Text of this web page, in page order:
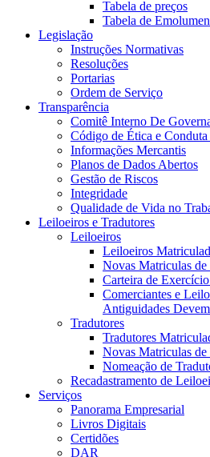
Tabela de preços
Tabela de
Legislação
Instruções Normativas
Resoluções
Portarias
Ordem de Serviço
Transparência
Comitê Interno De
Código de Ética e
Informações Mercantis
Planos de Dados Abertos
Gestão de Riscos
Integridade
Qualidade de Vida no
Leiloeiros e Tradutores
Leiloeiros
Leiloeiros
Novas Matriculas
Carteira de
Comerciantes e
Antiguidades
Tradutores
Tradutores
Novas Matriculas de
Nomeação de
Recadastramento de
Serviços
Panorama Empresarial
Livros Digitais
Certidões
DAR